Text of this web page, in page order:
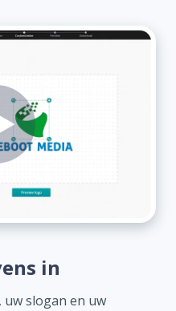
in
uw slogan en uw